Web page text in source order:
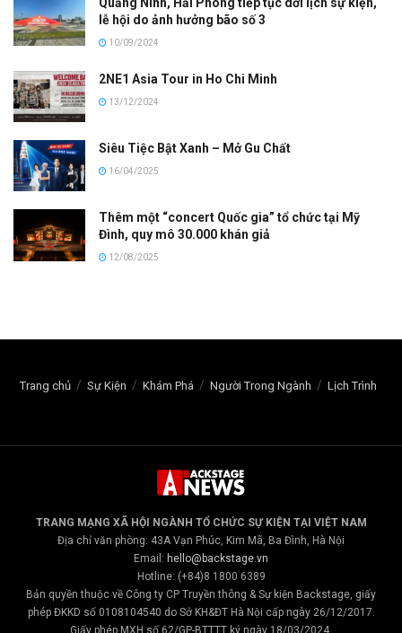
lễ hội do ảnh hưởng bão số 3
10/09/2024
2NE1 Asia Tour in Ho Chi Minh
13/12/2024
Siêu Tiệc Bật Xanh – Mở Gu Chất
16/04/2025
Thêm một “concert Quốc gia” tổ chức tại Mỹ
Đình, quy mô 30.000 khán giả
12/08/2025
Trang chủ Sự Kiện Khám Phá Người Trong Ngành Lịch Trình
TRANG MẠNG XÃ HỘI NGÀNH TỔ CHỨC SỰ KIỆN TẠI VIỆT NAM
Địa chỉ văn phòng: 43A Vạn Phúc, Kim Mã, Ba Đình, Hà Nội
Email: hello@backstage.vn
Hotline: (+84)8 1800 6389
Bản quyền thuộc về Công ty CP Truyền thông & Sự kiện Backstage, giấy
phép ĐKKD số 0108104540 do Sở KH&ĐT Hà Nội cấp ngày 26/12/2017.
Giấy phép MXH số 62/GP-BTTTT ký ngày 18/03/2024.